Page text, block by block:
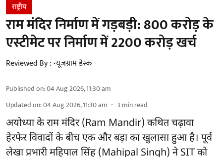
राष्ट्रीय
राम मंदिर निर्माण में गड़बड़ी: 800 करोड़ के
एस्टीमेट पर निर्माण में 2200 करोड़ खर्च
Reviewed By :न्यूज़ग्राम डेस्क
Published on:04 Aug 2026, 11:30 am
Updated on:04 Aug 2026, 11:30 am 3 min read
अयोध्या के राम मंदिर(Ram Mandir) कथित चढ़ावा
हेरफेर विवादों के बीच एक और बड़ा का खुलासा हुआ है। पूर्व
लेखा प्रभारी महिपाल सिंह (Mahipal Singh) ने SIT को